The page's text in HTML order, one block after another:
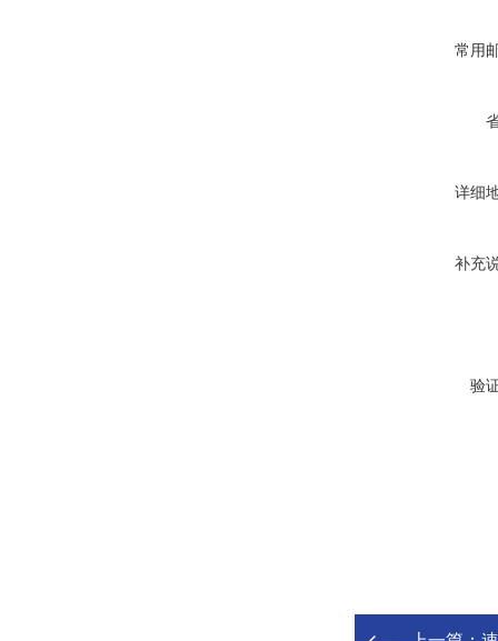
常用
详细
补充
验